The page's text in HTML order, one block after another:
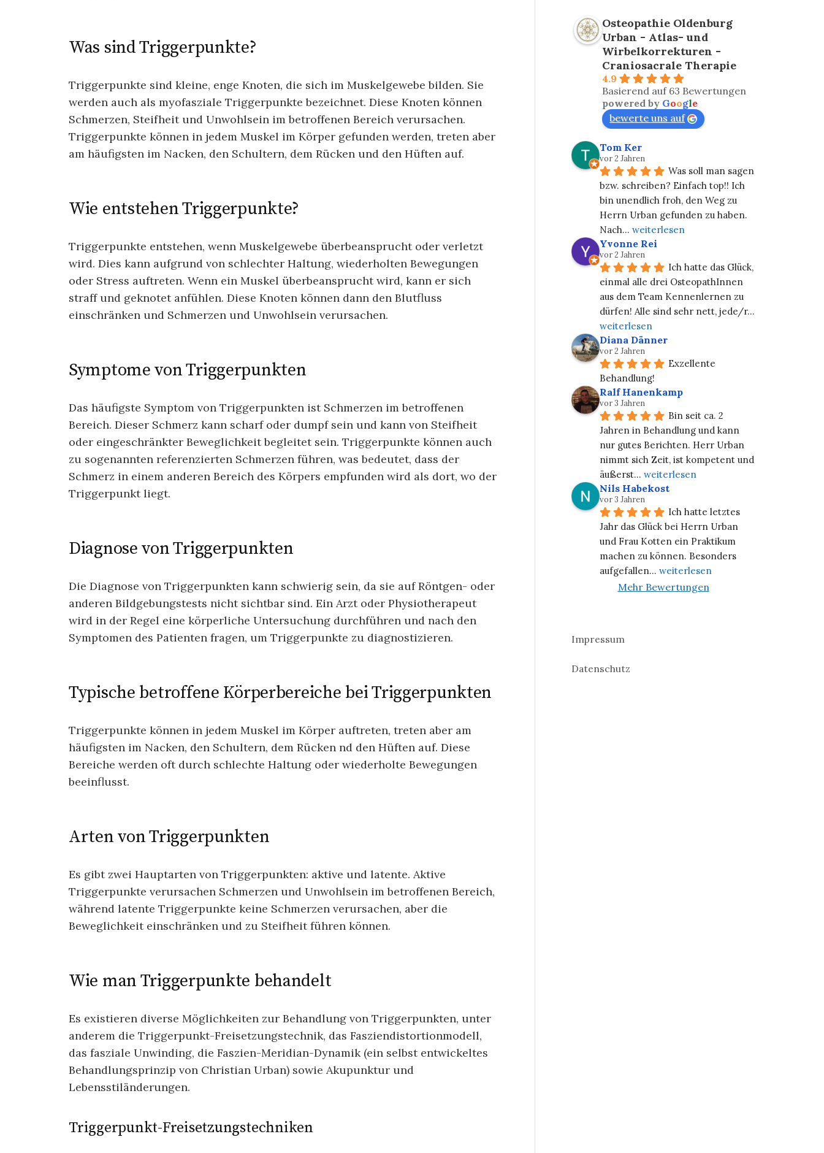
Was sind Triggerpunkte?
Triggerpunkte sind kleine, enge Knoten, die sich im Muskelgewebe bilden. Sie
werden auch als myofasziale Triggerpunkte bezeichnet. Diese Knoten können
Schmerzen, Steifheit und Unwohlsein im betroffenen Bereich verursachen.
Triggerpunkte können in jedem Muskel im Körper gefunden werden, treten aber
am häufigsten im Nacken, den Schultern, dem Rücken und den Hüften auf.
Wie entstehen Triggerpunkte?
Triggerpunkte entstehen, wenn Muskelgewebe überbeansprucht oder verletzt
wird. Dies kann aufgrund von schlechter Haltung, wiederholten Bewegungen
oder Stress auftreten. Wenn ein Muskel überbeansprucht wird, kann er sich
straff und geknotet anfühlen. Diese Knoten können dann den Blutfluss
einschränken und Schmerzen und Unwohlsein verursachen.
Symptome von Triggerpunkten
Das häufigste Symptom von Triggerpunkten ist Schmerzen im betroffenen
Bereich. Dieser Schmerz kann scharf oder dumpf sein und kann von Steifheit
oder eingeschränkter Beweglichkeit begleitet sein. Triggerpunkte können auch
zu sogenannten referenzierten Schmerzen führen, was bedeutet, dass der
Schmerz in einem anderen Bereich des Körpers empfunden wird als dort, wo der
Triggerpunkt liegt.
Diagnose von Triggerpunkten
Die Diagnose von Triggerpunkten kann schwierig sein, da sie auf Röntgen- oder
anderen Bildgebungstests nicht sichtbar sind. Ein Arzt oder Physiotherapeut
wird in der Regel eine körperliche Untersuchung durchführen und nach den
Symptomen des Patienten fragen, um Triggerpunkte zu diagnostizieren.
Typische betroffene Körperbereiche bei Triggerpunkten
Triggerpunkte können in jedem Muskel im Körper auftreten, treten aber am
häufigsten im Nacken, den Schultern, dem Rücken nd den Hüften auf. Diese
Bereiche werden oft durch schlechte Haltung oder wiederholte Bewegungen
beeinflusst.
Arten von Triggerpunkten
Es gibt zwei Hauptarten von Triggerpunkten: aktive und latente. Aktive
Triggerpunkte verursachen Schmerzen und Unwohlsein im betroffenen Bereich,
während latente Triggerpunkte keine Schmerzen verursachen, aber die
Beweglichkeit einschränken und zu Steifheit führen können.
Wie man Triggerpunkte behandelt
Es existieren diverse Möglichkeiten zur Behandlung von Triggerpunkten, unter
anderem die Triggerpunkt-Freisetzungstechnik, das Fasziendistortionmodell,
das fasziale Unwinding, die Faszien-Meridian-Dynamik (ein selbst entwickeltes
Behandlungsprinzip von Christian Urban) sowie Akupunktur und
Lebensstiländerungen.
Triggerpunkt-Freisetzungstechniken
Osteopathie Oldenburg
Urban - Atlas- und
Wirbelkorrekturen -
Craniosacrale Therapie
4.9
Basierend auf 63 Bewertungen
powered by Google
bewerte uns auf
Tom Ker
vor 2 Jahren
Was soll man sagen
bzw. schreiben? Einfach top!! Ich
bin unendlich froh, den Weg zu
Herrn Urban gefunden zu haben.
Nach... weiterlesen
Yvonne Rei
vor 2 Jahren
Ich hatte das Glück,
einmal alle drei OsteopathInnen
aus dem Team Kennenlernen zu
dürfen! Alle sind sehr nett, jede/r
weiterlesen
Diana Dänner
vor 2 Jahren
Exzellente
Behandlung!
Ralf Hanenkamp
vor 3 Jahren
Bin seit ca. 2
Jahren in Behandlung und kann
nur gutes Berichten. Herr Urban
nimmt sich Zeit, ist kompetent und
äußerst... weiterlesen
Nils Habekost
vor 3 Jahren
Ich hatte letztes
Jahr das Glück bei Herrn Urban
und Frau Kotten ein Praktikum
machen zu können. Besonders
aufgefallen... weiterlesen
Mehr Bewertungen
Impressum
Datenschutz